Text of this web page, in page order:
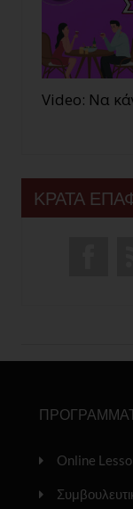
Video: Να
ΚΡΑΤΑ
Online